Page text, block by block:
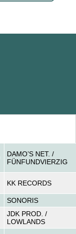
DAMO’S NET. /
FÜNFUNDVIERZIG
KK RECORDS
SONORIS
JDK PROD. /
LOWLANDS